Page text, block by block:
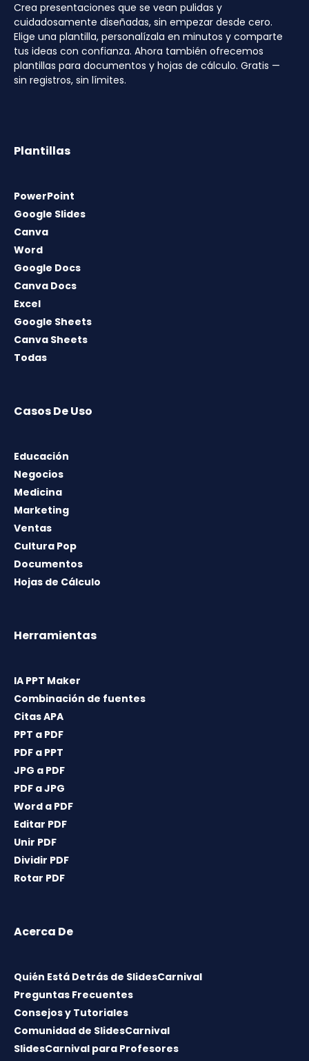
Crea presentaciones que se vean pulidas y
cuidadosamente diseñadas, sin empezar desde cero.
Elige una plantilla, personalízala en minutos y comparte
tus ideas con confianza. Ahora también ofrecemos
plantillas para documentos y hojas de cálculo. Gratis —
sin registros, sin límites.
Plantillas
PowerPoint
Google Slides
Canva
Word
Google Docs
Canva Docs
Excel
Google Sheets
Canva Sheets
Todas
Casos De Uso
Educación
Negocios
Medicina
Marketing
Ventas
Cultura Pop
Documentos
Hojas de Cálculo
Herramientas
IA PPT Maker
Combinación de fuentes
Citas APA
PPT a PDF
PDF a PPT
JPG a PDF
PDF a JPG
Word a PDF
Editar PDF
Unir PDF
Dividir PDF
Rotar PDF
Acerca De
Quién Está Detrás de SlidesCarnival
Preguntas Frecuentes
Consejos y Tutoriales
Comunidad de SlidesCarnival
SlidesCarnival para Profesores